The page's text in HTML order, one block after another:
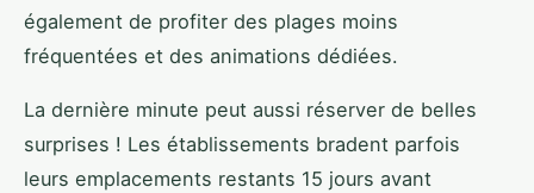
également de profiter des plages moins
fréquentées et des animations dédiées.
La dernière minute peut aussi réserver de belles
surprises ! Les établissements bradent parfois
leurs emplacements restants 15 jours avant